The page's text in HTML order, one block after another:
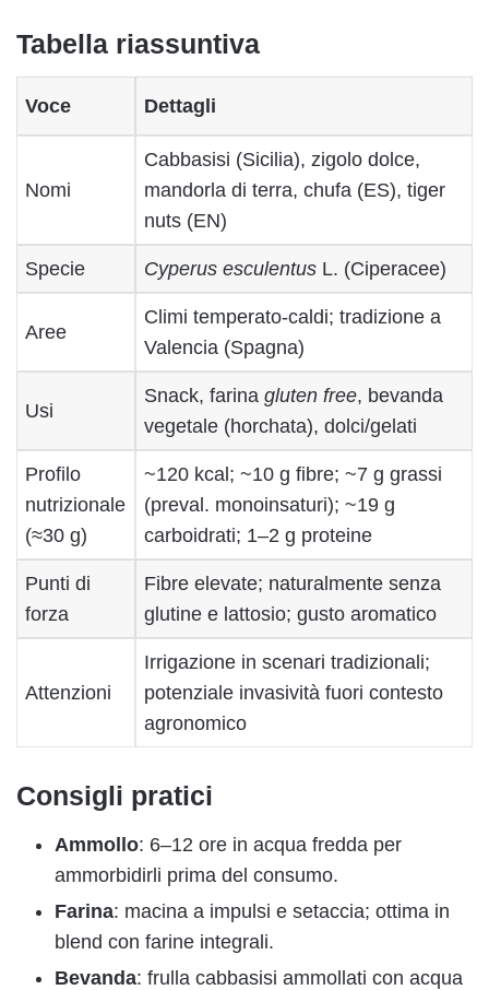
Tabella riassuntiva
Voce Dettagli
Nomi
Cabbasisi (Sicilia), zigolo dolce,
mandorla di terra, chufa (ES), tiger
nuts (EN)
Specie Cyperus esculentus L. (Ciperacee)
Aree
Climi temperato-caldi; tradizione a
Valencia (Spagna)
Usi
Snack, farinagluten free, bevanda
vegetale (horchata), dolci/gelati
Profilo
nutrizionale
(≈30 g)
~120 kcal; ~10 g fibre; ~7 g grassi
(preval. monoinsaturi); ~19 g
carboidrati; 1–2 g proteine
Punti di
forza
Fibre elevate; naturalmente senza
glutine e lattosio; gusto aromatico
Attenzioni
Irrigazione in scenari tradizionali;
potenziale invasività fuori contesto
agronomico
Consigli pratici
Ammollo: 6–12 ore in acqua fredda per
ammorbidirli prima del consumo.
Farina: macina a impulsi e setaccia; ottima in
blend con farine integrali.
Bevanda: frulla cabbasisi ammollati con acqua